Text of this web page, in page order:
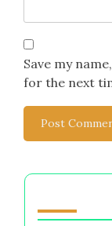
Save my
for the next